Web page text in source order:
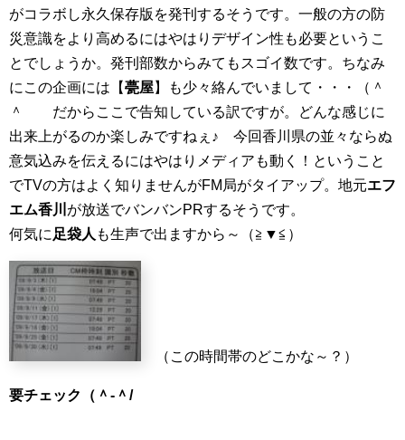
がコラボし永久保存版を発刊するそうです。一般の方の防
災意識をより高めるにはやはりデザイン性も必要というこ
とでしょうか。発刊部数からみてもスゴイ数です。ちなみ
にこの企画には【甍屋】も少々絡んでいまして・・・（＾
＾ゞ だからここで告知している訳ですが。どんな感じに
出来上がるのか楽しみですねぇ♪ 今回香川県の並々ならぬ
意気込みを伝えるにはやはりメディアも動く！ということ
でTVの方はよく知りませんがFM局がタイアップ。地元エフ
エム香川 が放送でバンバンPRするそうです。
何気に 足袋人 も生声で出ますから～（≧▼≦）
（この時間帯のどこかな～？）
要チェック（＾-＾/